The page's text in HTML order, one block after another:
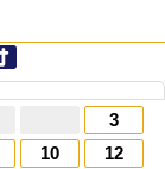
3
10
12